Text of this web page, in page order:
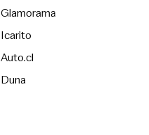
Glamorama
Icarito
Auto.cl
DunaOpens in new window